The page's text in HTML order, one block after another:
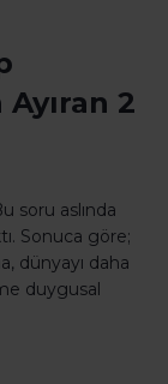
2
soru aslında
Sonuca göre;
dünyayı daha
duygusal